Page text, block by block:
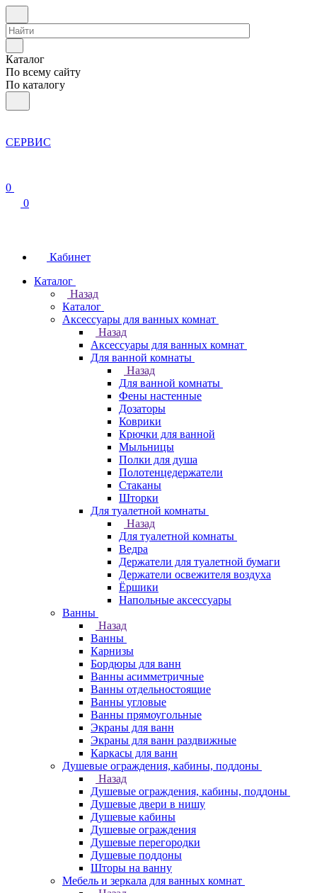
Каталог
По всему сайту
По каталогу
СЕРВИС
0
0
Кабинет
Каталог
Назад
Каталог
Аксессуары для ванных комнат
Назад
Аксессуары для ванных комнат
Для ванной комнаты
Назад
Для ванной комнаты
Фены настенные
Дозаторы
Коврики
Крючки для ванной
Мыльницы
Полки для душа
Полотенцедержатели
Стаканы
Шторки
Для туалетной комнаты
Назад
Для туалетной комнаты
Ведра
Держатели для туалетной бумаги
Держатели освежителя воздуха
Ёршики
Напольные аксессуары
Ванны
Назад
Ванны
Карнизы
Бордюры для ванн
Ванны асимметричные
Ванны отдельностоящие
Ванны угловые
Ванны прямоугольные
Экраны для ванн
Экраны для ванн раздвижные
Каркасы для ванн
Душевые ограждения, кабины, поддоны
Назад
Душевые ограждения, кабины, поддоны
Душевые двери в нишу
Душевые кабины
Душевые ограждения
Душевые перегородки
Душевые поддоны
Шторы на ванну
Мебель и зеркала для ванных комнат